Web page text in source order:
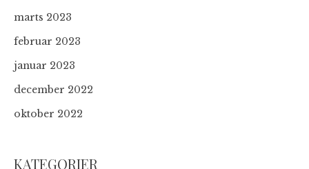
marts 2023
februar 2023
januar 2023
december 2022
oktober 2022
KATEGORIER